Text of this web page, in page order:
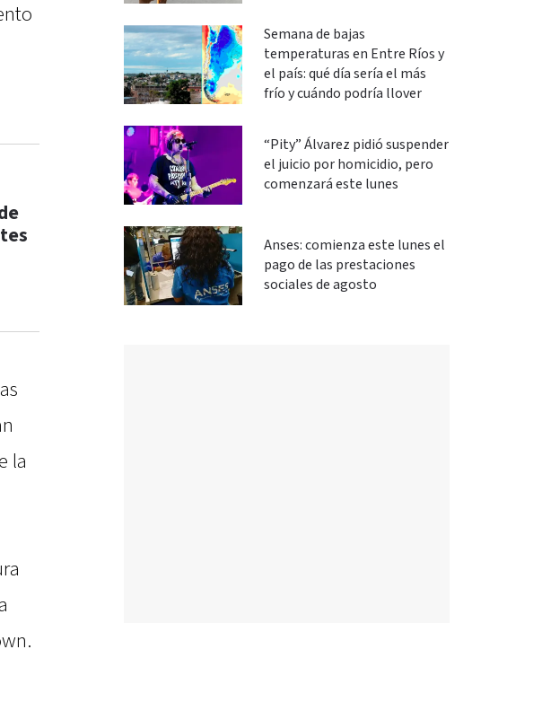
la
Semana de bajas
temperaturas en Entre Ríos y
el país: qué día sería el más
frío y cuándo podría llover
“Pity” Álvarez pidió suspender
el juicio por homicidio, pero
comenzará este lunes
Anses: comienza este lunes el
pago de las prestaciones
sociales de agosto